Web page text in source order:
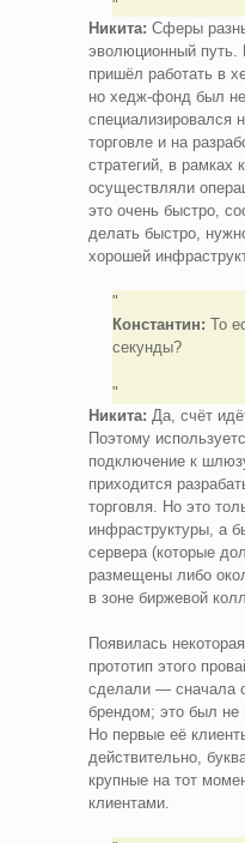
Никита: Сферы
эволюционный
пришёл работать в
но хедж‑фонд был
специализировался
торговле и на
стратегий, в рамках
осуществляли
это очень быстро,
делать быстро,
хорошей
Константин: То
секунды?
Никита: Да, счёт
Поэтому
подключение к
приходится
торговля. Но это
инфраструктуры, а
сервера (которые
размещены либо
в зоне биржевой
Появилась
прототип этого
сделали — сначала
брендом; это был не
Но первые её
действительно,
крупные на тот
клиентами.